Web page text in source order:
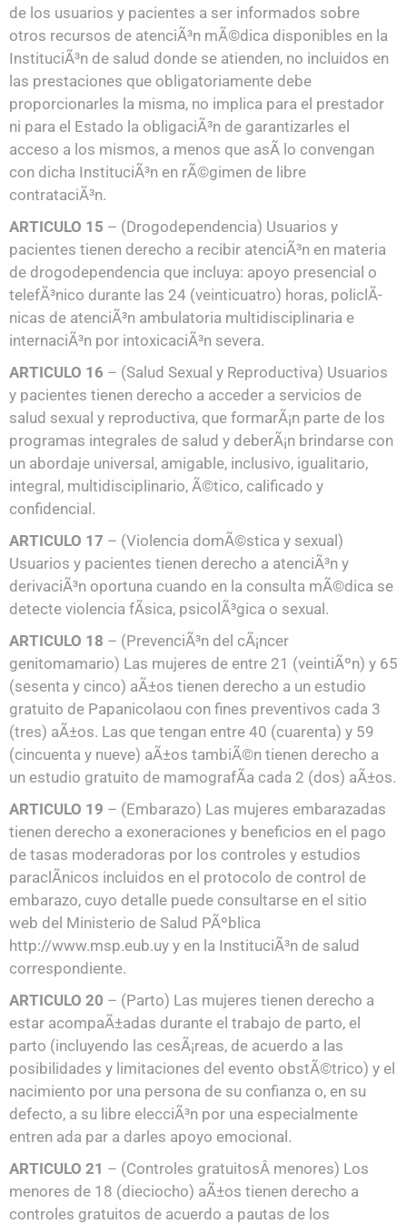
de los usuarios y pacientes a ser informados sobre
otros recursos de atenciÃ³n mÃ©dica disponibles en la
InstituciÃ³n de salud donde se atienden, no incluidos en
las prestaciones que obligatoriamente debe
proporcionarles la misma, no implica para el prestador
ni para el Estado la obligaciÃ³n de garantizarles el
acceso a los mismos, a menos que asÃ­ lo convengan
con dicha InstituciÃ³n en rÃ©gimen de libre
contrataciÃ³n.
ARTICULO 15 – (Drogodependencia) Usuarios y
pacientes tienen derecho a recibir atenciÃ³n en materia
de drogodependencia que incluya: apoyo presencial o
telefÃ³nico durante las 24 (veinticuatro) horas, policlÃ­
nicas de atenciÃ³n ambulatoria multidisciplinaria e
internaciÃ³n por intoxicaciÃ³n severa.
ARTICULO 16 – (Salud Sexual y Reproductiva) Usuarios
y pacientes tienen derecho a acceder a servicios de
salud sexual y reproductiva, que formarÃ¡n parte de los
programas integrales de salud y deberÃ¡n brindarse con
un abordaje universal, amigable, inclusivo, igualitario,
integral, multidisciplinario, Ã©tico, calificado y
confidencial.
ARTICULO 17 – (Violencia domÃ©stica y sexual)
Usuarios y pacientes tienen derecho a atenciÃ³n y
derivaciÃ³n oportuna cuando en la consulta mÃ©dica se
detecte violencia fÃ­sica, psicolÃ³gica o sexual.
ARTICULO 18 – (PrevenciÃ³n del cÃ¡ncer
genitomamario) Las mujeres de entre 21 (veintiÃºn) y 65
(sesenta y cinco) aÃ±os tienen derecho a un estudio
gratuito de Papanicolaou con fines preventivos cada 3
(tres) aÃ±os. Las que tengan entre 40 (cuarenta) y 59
(cincuenta y nueve) aÃ±os tambiÃ©n tienen derecho a
un estudio gratuito de mamografÃ­a cada 2 (dos) aÃ±os.
ARTICULO 19 – (Embarazo) Las mujeres embarazadas
tienen derecho a exoneraciones y beneficios en el pago
de tasas moderadoras por los controles y estudios
paraclÃ­nicos incluidos en el protocolo de control de
embarazo, cuyo detalle puede consultarse en el sitio
web del Ministerio de Salud PÃºblica
http://www.msp.eub.uy y en la InstituciÃ³n de salud
correspondiente.
ARTICULO 20 – (Parto) Las mujeres tienen derecho a
estar acompaÃ±adas durante el trabajo de parto, el
parto (incluyendo las cesÃ¡reas, de acuerdo a las
posibilidades y limitaciones del evento obstÃ©trico) y el
nacimiento por una persona de su confianza o, en su
defecto, a su libre elecciÃ³n por una especialmente
entren ada par a darles apoyo emocional.
ARTICULO 21 – (Controles gratuitosÂ menores) Los
menores de 18 (dieciocho) aÃ±os tienen derecho a
controles gratuitos de acuerdo a pautas de los